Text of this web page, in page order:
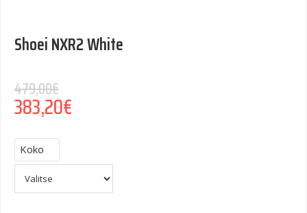
Shoei NXR2 White
479,00€
383,20€
Koko